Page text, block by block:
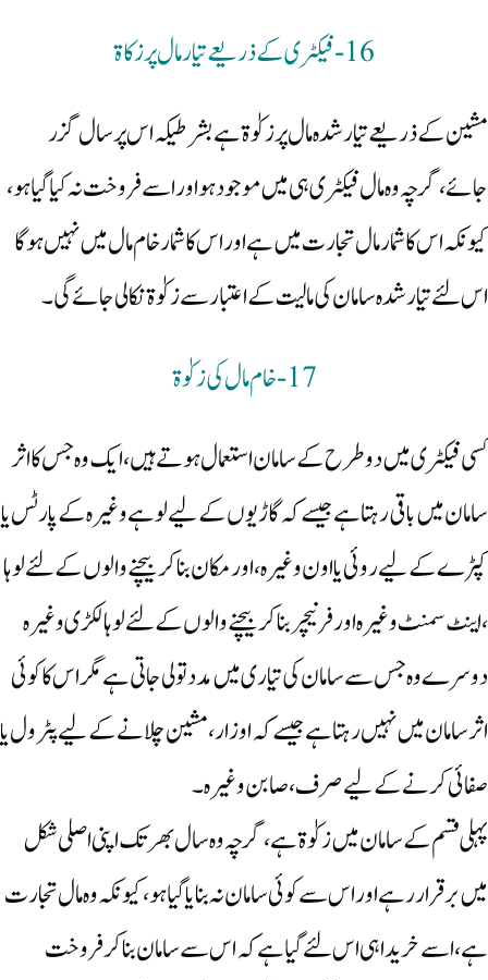
16- فیکٹری کے ذریعے تیارمال پر زکاۃ
مشین کے ذریعے تیار شدہ مال پر زکوٰۃ ہے بشرطیکہ اس پر سال گزر
جائے، گرچہ وہ مال فیکٹری ہی میں موجود ہو اور اسے فروخت نہ کیاگیا ہو،
کیونکہ اس کا شمار مال تجارت میں ہے اور اس کا شمار خام مال میں نہیں ہوگا
اس لئے تیار شدہ سامان کی مالیت کے اعتبار سے زکوٰۃ نکالی جائے گی۔
17-خام مال کی زکوٰۃ
کسی فیکٹری میں دو طرح کے سامان استعمال ہوتے ہیں، ایک وہ جس کا اثر
سامان میں باقی رہتا ہے جیسے کہ گاڑیوں کے لیے لوہے وغیرہ کے پارٹس یا
کپڑے کے لیے روئی یا اون وغیرہ،اور مکان بنا کر بیچنے والوں کے لئے لوہا
،اینٹ سمنٹ وغیرہ اور فرنیچر بنا کر بیچنے والوں کے لئے لوہا لکڑی وغیرہ
دوسرے وہ جس سے سامان کی تیاری میں مدد تو لی جاتی ہے مگر اس کا کوئی
اثر سامان میں نہیں رہتا ہے جیسے کہ اوزار، مشین چلانے کے لیے پٹرول یا
صفائی کرنے کے لیے صرف، صابن وغیرہ۔
پہلی قسم کے سامان میں زکوٰۃ ہے، گرچہ وہ سال بھر تک اپنی اصلی شکل
میں برقرار رہے اور اس سے کوئی سامان نہ بنایاگیا ہو، کیونکہ وہ مال تجارت
ہے، اسے خریدا ہی اس لئے گیا ہے کہ اس سے سامان بناکر فروخت